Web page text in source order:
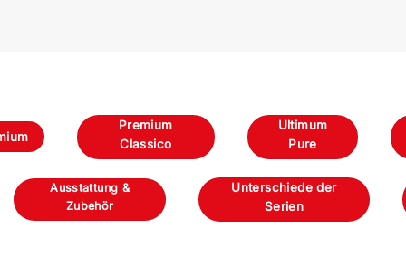
Premium
Classico
Ultimum
Pure
Ausstattung &
Zubehör
Unterschiede der
Serien